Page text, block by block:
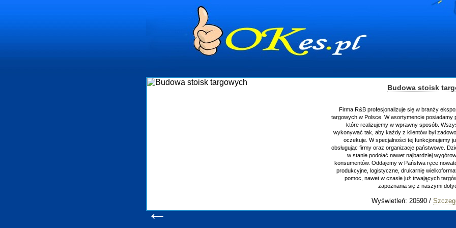
Firma R&B profesjonalizuje się w branży ekspozycyjnej oraz budowie stoisk
targowych w Polsce. W asortymencie posiadamy przyrządzenie stoisk targowych
które realizujemy w wprawny sposób. Wszystkie zlecenia staramy się
wykonywać tak, aby każdy z klientów był zadowolony, oraz otrzymywał to na co
oczekuje. W specjalności tej funkcjonujemy już od 15 lat z powodzeniem
obsługując firmy oraz organizacje państwowe. Dzięki ogromnej wprawie, jesteśmy
w stanie podołać nawet najbardziej wygórowanym żądaniom naszych
konsumentów. Oddajemy w Państwa ręce nowatorskich projektantów, zaplecze
produkcyjne, logistyczne, drukarnię wielkoformatową oraz wszelką niezbędną
pomoc, nawet w czasie już trwających targów. Zapraszamy również do
zapoznania się z naszymi dotychczasowym
Szczegóły wpisu
←